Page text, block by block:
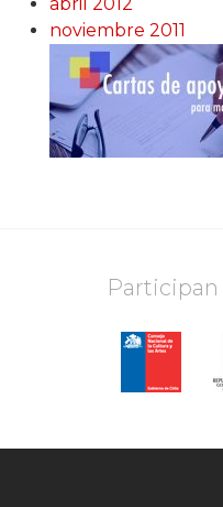
abril 2012
noviembre 2011